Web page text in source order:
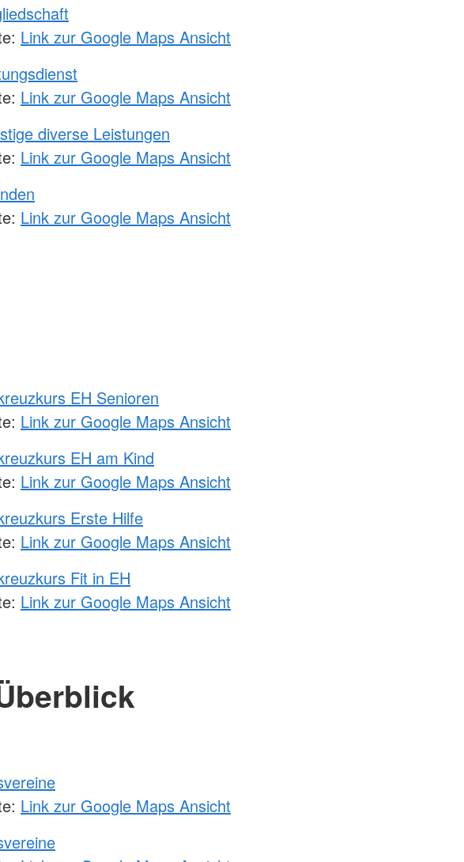
Link zur Google Maps Ansicht
Link zur Google Maps Ansicht
diverse Leistungen
Link zur Google Maps Ansicht
Link zur Google Maps Ansicht
EH Senioren
Link zur Google Maps Ansicht
EH am Kind
Link zur Google Maps Ansicht
Erste Hilfe
Link zur Google Maps Ansicht
Fit in EH
Link zur Google Maps Ansicht
Link zur Google Maps Ansicht